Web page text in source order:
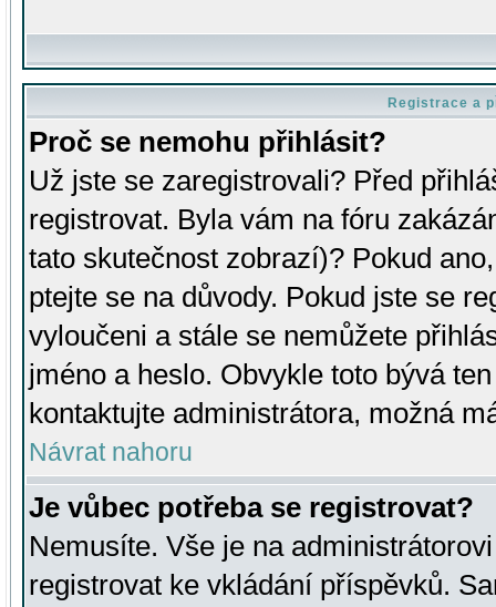
Registrace a
Proč se nemohu přihlásit?
Už jste se zaregistrovali? Před
registrovat. Byla vám na fóru
tato skutečnost zobrazí)? Pokud
ptejte se na důvody. Pokud jste se
vyloučeni a stále se nemůžete
jméno a heslo. Obvykle toto bývá
kontaktujte administrátora, možná
Návrat nahoru
Je vůbec potřeba se registrovat?
Nemusíte. Vše je na
registrovat ke vkládání příspěvků.